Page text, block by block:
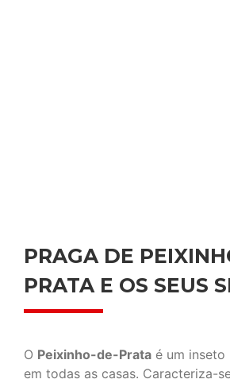
PRAGA DE
PRATA E OS SEUS
O Peixinho-de-Prata é um
em todas as casas. Caracteriza-